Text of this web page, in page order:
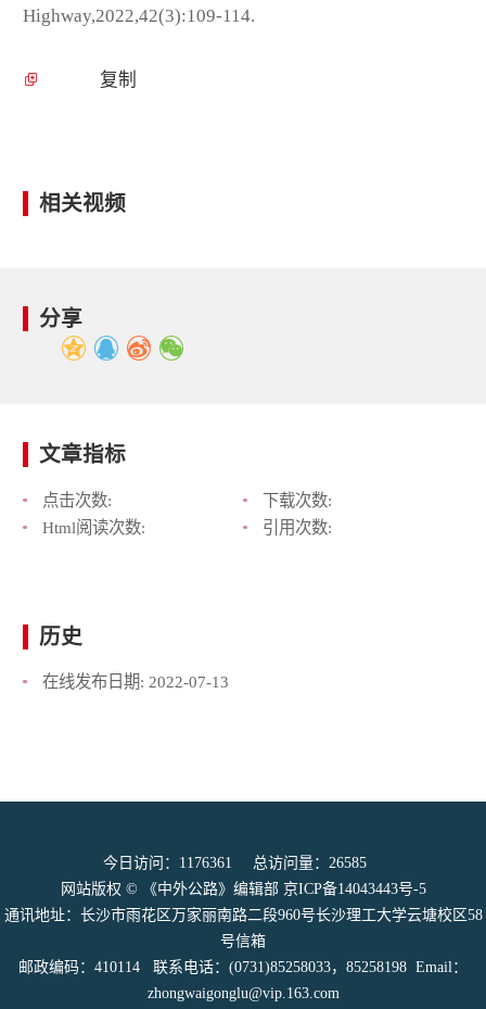
Highway,2022,42(3):109-114.
复制
相关视频
分享
文章指标
点击次数:
下载次数:
Html阅读次数:
引用次数:
历史
在线发布日期: 2022-07-13
今日访问： 1176361 总访问量： 26585
网站版权 © 《中外公路》编辑部 京ICP备14043443号-5
通讯地址：长沙市雨花区万家丽南路二段960号长沙理工大学云塘校区58
号信箱
邮政编码：410114 联系电话：(0731)85258033，85258198 Email：
zhongwaigonglu@vip.163.com